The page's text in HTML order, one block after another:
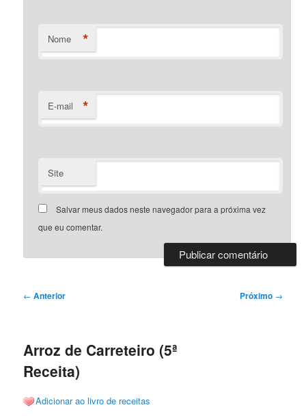
Nome *
E-mail *
Site
Salvar meus dados neste navegador para a próxima vez
que eu comentar.
Navegação
← Anterior Próximo →
Arroz de Carreteiro (5ª
Receita)
Adicionar ao livro de receitas